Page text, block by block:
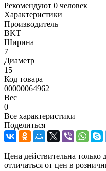
Рекомендуют 0 человек
Характеристики
Производитель
BKT
Ширина
7
Диаметр
15
Код товара
00000064962
Вес
0
Все характеристики
Поделиться
Цена действительна только
отличаться от цен в